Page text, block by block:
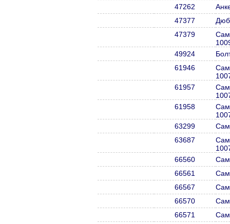
47262
47377
47379
49924
61946
61957
61958
63299
63687
66560
66561
66567
66570
66571